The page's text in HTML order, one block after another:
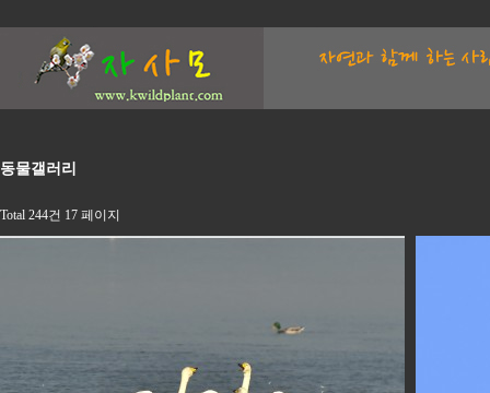
동물갤러리
Total 244건 17 페이지